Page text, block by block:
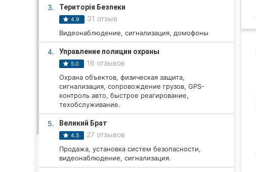
Рестораны
Все рубрики
Все города:
Житомир
Хмельницкий
3. Територія Безпеки
4.9 31 отзыв
Видеонаблюдение, сигнализация, домофоны
4. Управление полиции охраны
5.0 16 отзывов
Охрана объектов, физическая защита,
сигнализация, сопровождение грузов, GPS-
контроль авто, быстрое реагирование,
техобслуживание.
5. Великий Брат
4.5 27 отзывов
Продажа, установка систем безопасности,
видеонаблюдение, сигнализация.